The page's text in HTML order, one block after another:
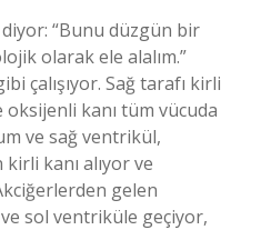
“Bunu düzgün bir
olarak ele alalım.”
çalışıyor. Sağ tarafı kirli
oksijenli kanı tüm vücuda
ve sağ ventrikül,
kanı alıyor ve
gelen
sol ventriküle geçiyor,